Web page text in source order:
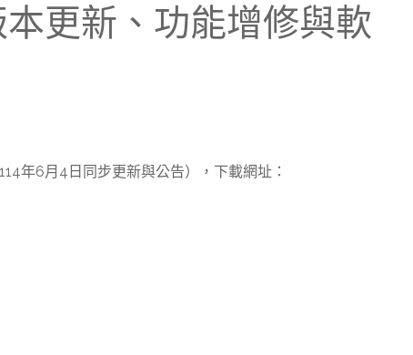
更新、功能增修與軟
年6月4日同步更新與公告），下載網址：